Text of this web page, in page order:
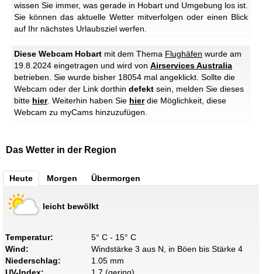
wissen Sie immer, was gerade in Hobart und Umgebung los ist.
Sie können das aktuelle Wetter mitverfolgen oder einen Blick
auf Ihr nächstes Urlaubsziel werfen.
Diese Webcam Hobart mit dem Thema Flughäfen wurde am
19.8.2024 eingetragen und wird von Airservices Australia
betrieben. Sie wurde bisher 18054 mal angeklickt. Sollte die
Webcam oder der Link dorthin defekt sein, melden Sie dieses
bitte hier. Weiterhin haben Sie hierdie Möglichkeit, diese
Webcam zu myCams hinzuzufügen.
Das Wetter in der Region
Heute Morgen Übermorgen
leicht bewölkt
Temperatur:
5° C - 15° C
Wind:
Windstärke 3 aus N, in Böen bis Stärke 4
Niederschlag:
1.05 mm